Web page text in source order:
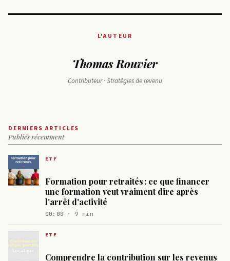
L'AUTEUR
Thomas Rouvier
Contributeur · Stratégies de revenu
DERNIERS ARTICLES
Publiés récemment
ETF
Formation pour retraités : ce que financer
une formation veut vraiment dire après
l'arrêt d'activité
00:00 · 9 min
ETF
Comprendre la contribution sur les revenus